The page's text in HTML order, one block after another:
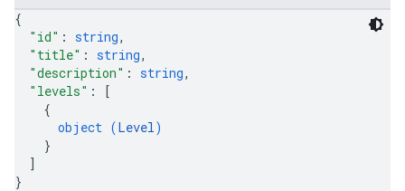
{
"id" : string,
"title" : string,
"description" : string,
"levels" :
[
{
object (Level)
}
]
}